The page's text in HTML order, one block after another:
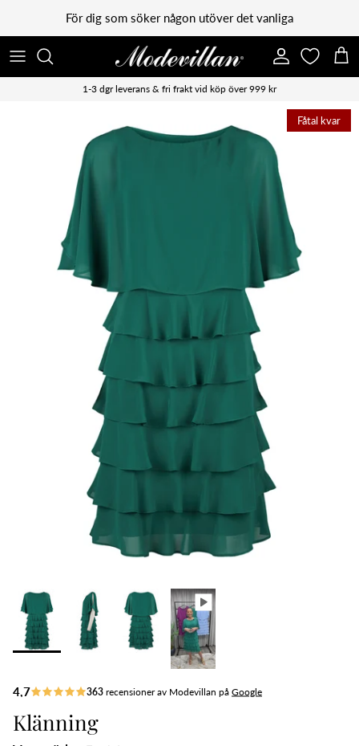
Vidare till innehållFör dig som söker någon utöver det vanliga
Konto
1-3 dgr leverans & fri frakt vid köp över 999 kr
Fåtal kvar
Klänning